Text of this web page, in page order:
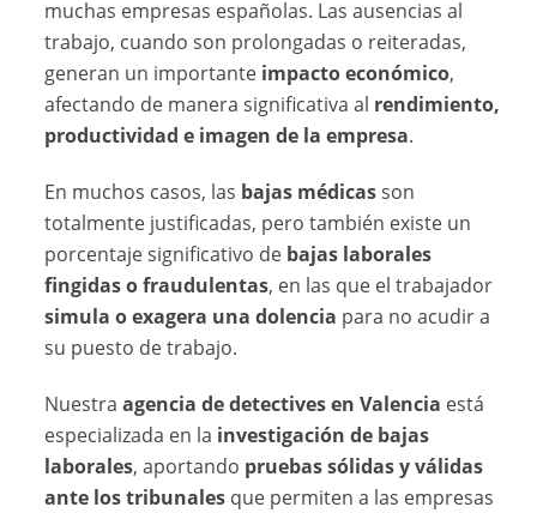
muchas empresas españolas. Las ausencias al
trabajo, cuando son prolongadas o reiteradas,
generan un importante impacto económico,
afectando de manera significativa al rendimiento,
productividad e imagen de la empresa.
En muchos casos, las bajas médicasson
totalmente justificadas, pero también existe un
porcentaje significativo de bajas laborales
fingidas o fraudulentas, en las que el trabajador
simula o exagera una dolencia para no acudir a
su puesto de trabajo.
Nuestraagencia de detectives en Valencia está
especializada en la investigación de bajas
laborales, aportando pruebas sólidas y válidas
ante los tribunales que permiten a las empresas